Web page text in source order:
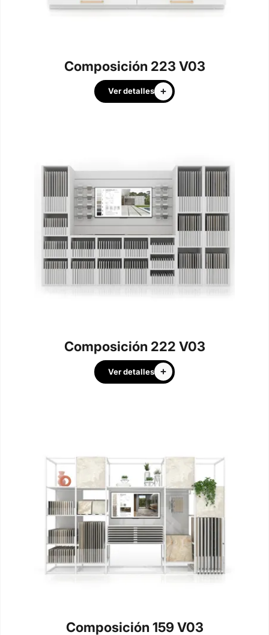
Composición 223 V03
Ver detalles
Composición 222 V03
Ver detalles
Composición 159 V03